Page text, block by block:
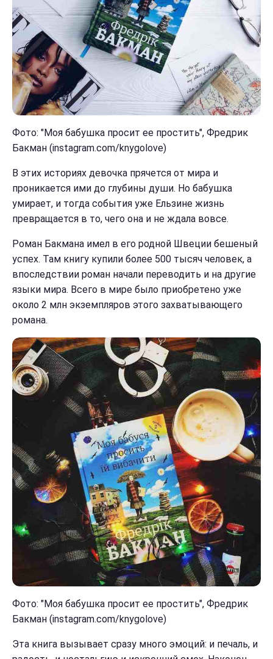
Фото: "Моя бабушка просит ее простить", Фредрик
Бакман (instagram.com/knygolove)
В этих историях девочка прячется от мира и
проникается ими до глубины души. Но бабушка
умирает, и тогда события уже Ельзине жизнь
превращается в то, чего она и не ждала вовсе.
Роман Бакмана имел в его родной Швеции бешеный
успех. Там книгу купили более 500 тысяч человек, а
впоследствии роман начали переводить и на другие
языки мира. Всего в мире было приобретено уже
около 2 млн экземпляров этого захватывающего
романа.
Фото: "Моя бабушка просит ее простить", Фредрик
Бакман (instagram.com/knygolove)
Эта книга вызывает сразу много эмоций: и печаль, и